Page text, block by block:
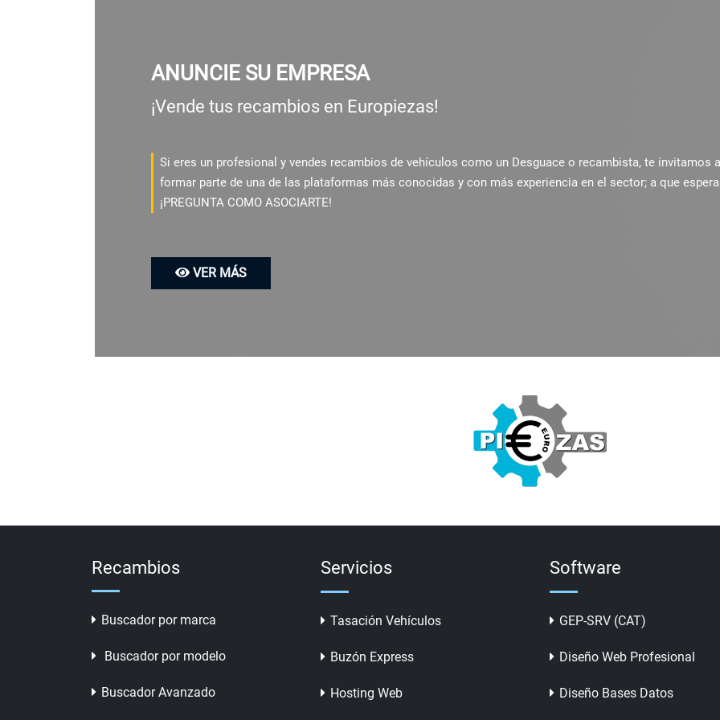
ANUNCIE SU EMPRESA
¡Vende tus recambios en Europiezas!
Si eres un profesional y vendes recambios de vehículos como un Desguace o recambista, te invitamos a
formar parte de una de las plataformas más conocidas y con más experiencia en el sector; a que
¡PREGUNTA COMO ASOCIARTE!
VER MÁS
Recambios
Buscador por marca
Buscador por modelo
Buscador Avanzado
Servicios
Tasación Vehículos
Buzón Express
Hosting Web
Software
GEP-SRV (CAT)
Diseño Web Profesional
Diseño Bases Datos